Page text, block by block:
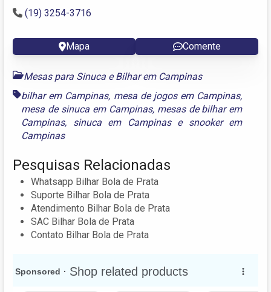
(19) 3254-3716
Mapa Comente
Mesas para Sinuca e Bilhar em Campinas
bilhar em Campinas, mesa de jogos em Campinas,
mesa de sinuca em Campinas, mesas de bilhar em
Campinas, sinuca em Campinase snooker em
Campinas
Pesquisas Relacionadas
Whatsapp Bilhar Bola de Prata
Suporte Bilhar Bola de Prata
Atendimento Bilhar Bola de Prata
SAC Bilhar Bola de Prata
Contato Bilhar Bola de Prata